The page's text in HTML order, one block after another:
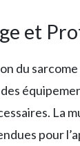
et
du
La
pour